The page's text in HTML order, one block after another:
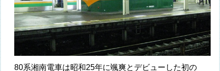
80系湘南電車は昭和25年に颯爽とデビューした初の